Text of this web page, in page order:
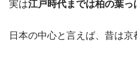
実は江戸時代までは柏の葉っ
日本の中心と言えば、昔は京